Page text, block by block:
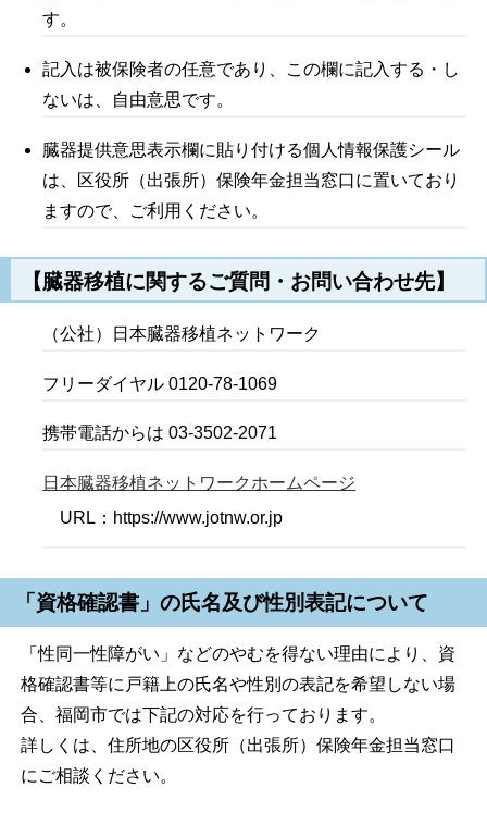
す。
記入は被保険者の任意であり、この欄に記入する・し
ないは、自由意思です。
臓器提供意思表示欄に貼り付ける個人情報保護シール
は、区役所（出張所）保険年金担当窓口に置いており
ますので、ご利用ください。
【臓器移植に関するご質問・お問い合わせ先】
（公社）日本臓器移植ネットワーク
フリーダイヤル 0120-78-1069
携帯電話からは 03-3502-2071
日本臓器移植ネットワークホームページ
URL：https://www.jotnw.or.jp
「資格確認書」の氏名及び性別表記について
「性同一性障がい」などのやむを得ない理由により、資
格確認書等に戸籍上の氏名や性別の表記を希望しない場
合、福岡市では下記の対応を行っております。
詳しくは、住所地の区役所（出張所）保険年金担当窓口
にご相談ください。